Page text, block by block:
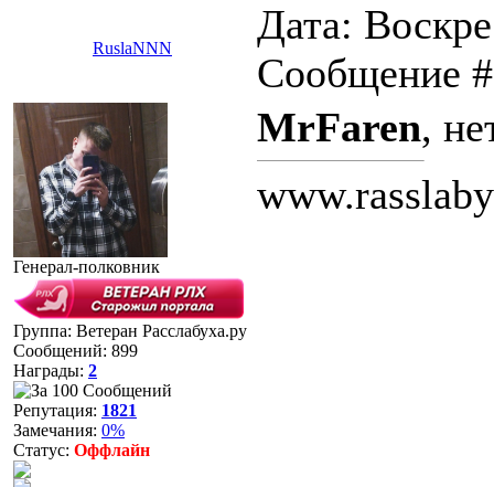
RuslaNNN
Дата:
Сообщение
Генерал-полковник
Группа: Ветеран Расслабуха.ру
Сообщений: 899
Награды: 2
Репутация: 1821
Замечания: 0%
Статус: Оффлайн
MrFaren,